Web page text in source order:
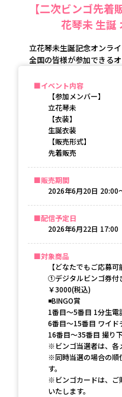
【二次ビンゴ先
花琴未 生誕
立花琴未生誕記念オンラ
全国の皆様が参加できる
イベント内容
【参加メンバー】
立花琴未
【衣装】
生誕衣装
【販売形式】
先着販売
販売期間
2026年6月20日 20:00
配信予定日
2026年6月22日 17:00
対象商品
【どなたでもご応募可
①デジタルビンゴ券付
￥3000(税込)
◾️BINGO賞
1番目～5番目 1分生電
6番目～15番目 ワイド
16番目～35番目 撮り
※ビンゴ当選者は、各
※同時当選の場合の順
す。
※ビンゴカードは、ご
いたします。